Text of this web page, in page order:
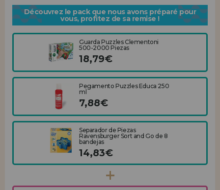
Découvrez le pack que nous avons préparé pour
vous, profitez de sa remise !
Guarda Puzzles Clementoni
500-2000 Piezas
18,79€
Pegamento Puzzles Educa 250
ml
7,88€
Separador de Piezas
Ravensburger Sort and Go de 8
bandejas
14,83€